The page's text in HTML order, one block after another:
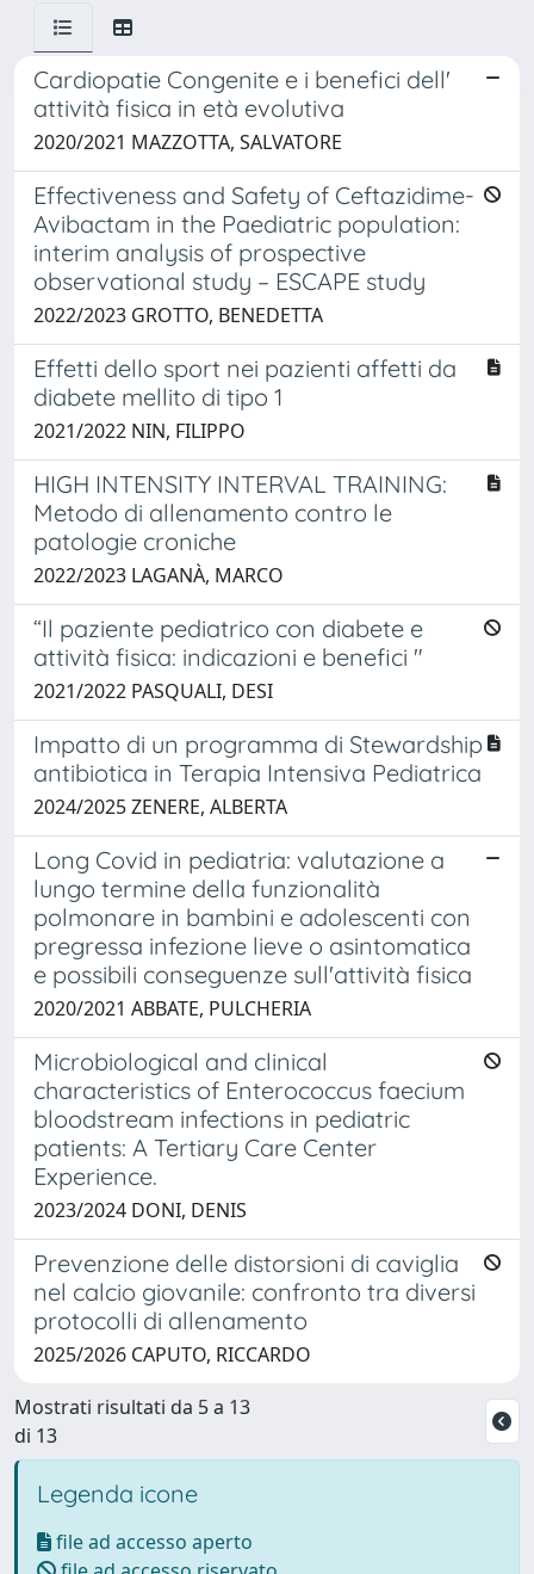
Cardiopatie Congenite e i benefici dell'
attività fisica in età evolutiva
2020/2021 MAZZOTTA, SALVATORE
Effectiveness and Safety of Ceftazidime-
Avibactam in the Paediatric population:
interim analysis of prospective
observational study – ESCAPE study
2022/2023 GROTTO, BENEDETTA
Effetti dello sport nei pazienti affetti da
diabete mellito di tipo 1
2021/2022 NIN, FILIPPO
HIGH INTENSITY INTERVAL TRAINING:
Metodo di allenamento contro le
patologie croniche
2022/2023 LAGANÀ, MARCO
“Il paziente pediatrico con diabete e
attività fisica: indicazioni e benefici "
2021/2022 PASQUALI, DESI
Impatto di un programma di Stewardship
antibiotica in Terapia Intensiva Pediatrica
2024/2025 ZENERE, ALBERTA
Long Covid in pediatria: valutazione a
lungo termine della funzionalità
polmonare in bambini e adolescenti con
pregressa infezione lieve o asintomatica
e possibili conseguenze sull'attività fisica
2020/2021 ABBATE, PULCHERIA
Microbiological and clinical
characteristics of Enterococcus faecium
bloodstream infections in pediatric
patients: A Tertiary Care Center
Experience.
2023/2024 DONI, DENIS
Prevenzione delle distorsioni di caviglia
nel calcio giovanile: confronto tra diversi
protocolli di allenamento
2025/2026 CAPUTO, RICCARDO
Mostrati risultati da 5 a 13
di 13
Legenda icone
file ad accesso aperto